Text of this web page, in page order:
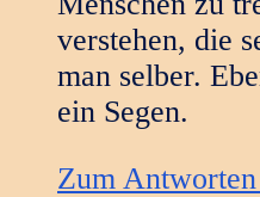
verstehen, die
man selber.
ein Segen.
Zum